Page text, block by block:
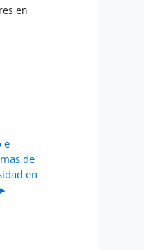
en
e
de
en